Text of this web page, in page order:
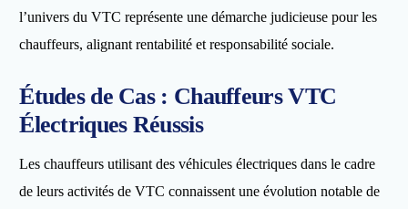
l’univers du VTC représente une démarche judicieuse pour les
chauffeurs, alignant rentabilité et responsabilité sociale.
Études de Cas : Chauffeurs VTC
Électriques Réussis
Les chauffeurs utilisant des véhicules électriques dans le cadre
de leurs activités de VTC connaissent une évolution notable de